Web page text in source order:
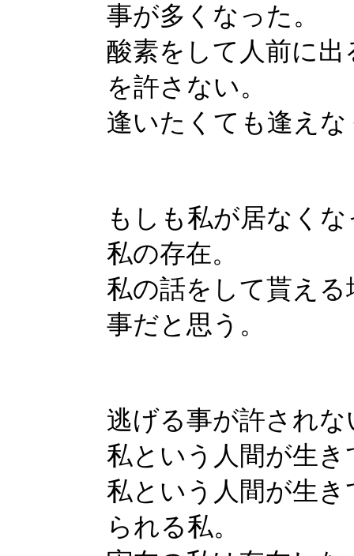
事が多くなった。
酸素をして人前に
を許さない。
逢いたくても逢え
もしも私が居なく
私の存在。
私の話をして貰え
事だと思う。
逃げる事が許されな
私という人間が生
私という人間が生
られる私。